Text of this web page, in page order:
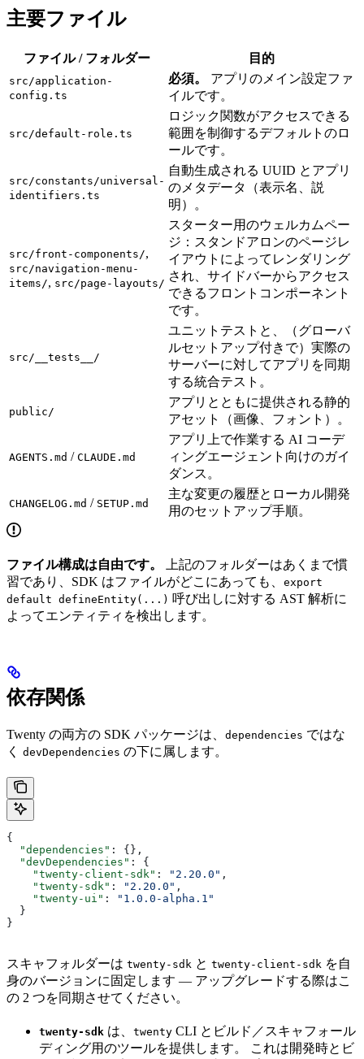
主要ファイル
ファイル / フォルダー 目的
src/application-
config.ts
必須。
アプリのメイン設定ファ
イルです。
src/default-role.ts
ロジック関数がアクセスできる
範囲を制御するデフォルトのロ
ールです。
src/constants/universal-
identifiers.ts
自動生成される UUID とアプリ
のメタデータ（表示名、説
明）。
src/front-components/,
src/navigation-menu-
items/, src/page-layouts/
スターター用のウェルカムペー
ジ：スタンドアロンのページレ
イアウトによってレンダリング
され、サイドバーからアクセス
できるフロントコンポーネント
です。
src/__tests__/
ユニットテストと、（グローバ
ルセットアップ付きで）実際の
サーバーに対してアプリを同期
する統合テスト。
public/
アプリとともに提供される静的
アセット（画像、フォント）。
AGENTS.md / CLAUDE.md
アプリ上で作業する AI コーデ
ィングエージェント向けのガイ
ダンス。
CHANGELOG.md / SETUP.md
主な変更の履歴とローカル開発
用のセットアップ手順。
ファイル構成は自由です。
上記のフォルダーはあくまで慣
習であり、SDK はファイルがどこにあっても、 export
default defineEntity(...) 呼び出しに対する AST 解析に
よってエンティティを検出します。
依存関係
Twenty の両方の SDK パッケージは、 dependencies ではな
く devDependencies の下に属します。
{
  "dependencies"
: {},
  "devDependencies"
: {
    "twenty-client-sdk"
: "2.20.0" ,
    "twenty-sdk"
: "2.20.0" ,
    "twenty-ui"
:
"1.0.0-alpha.1"
  }
}
スキャフォルダーは twenty-sdk と twenty-client-sdk を自
身のバージョンに固定します — アップグレードする際はこ
の 2 つを同期させてください。
twenty-sdk は、 twenty CLI とビルド／スキャフォール
ディング用のツールを提供します。 これは開発時とビ